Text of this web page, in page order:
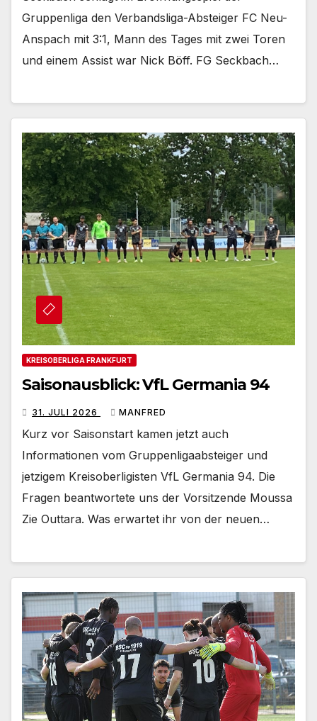
Gruppenliga den Verbandsliga-Absteiger FC Neu-
Anspach mit 3:1, Mann des Tages mit zwei Toren
und einem Assist war Nick Böff. FG Seckbach…
KREISOBERLIGA FRANKFURT
Saisonausblick: VfL Germania 94
31. JULI 2026 MANFRED
Kurz vor Saisonstart kamen jetzt auch
Informationen vom Gruppenligaabsteiger und
jetzigem Kreisoberligisten VfL Germania 94. Die
Fragen beantwortete uns der Vorsitzende Moussa
Zie Outtara. Was erwartet ihr von der neuen…